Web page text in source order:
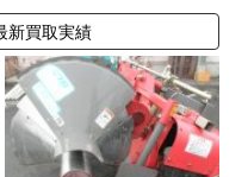
新買取実績